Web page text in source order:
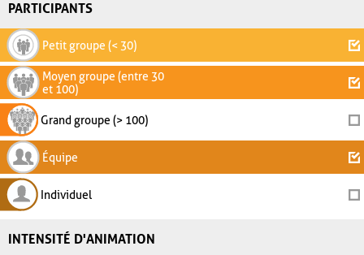
PARTICIPANTS
Petit groupe (< 30)
Moyen groupe (entre 30
et 100)
Grand groupe (> 100)
Équipe
Individuel
INTENSITÉ D'ANIMATION